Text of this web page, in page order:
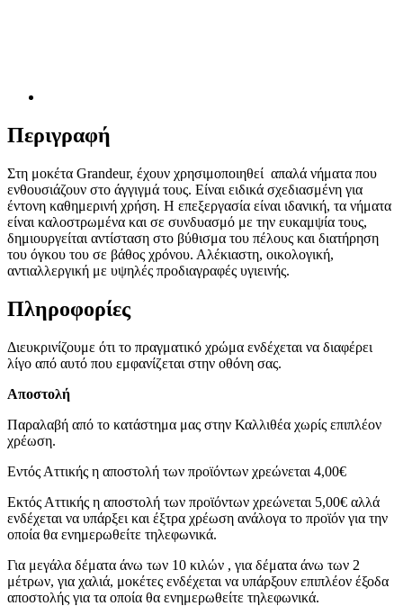
Περιγραφή
Στη μοκέτα Grandeur, έχουν χρησιμοποιηθεί απαλά νήματα που
ενθουσιάζουν στο άγγιγμά τους. Είναι ειδικά σχεδιασμένη για
έντονη καθημερινή χρήση. Η επεξεργασία είναι ιδανική, τα νήματα
είναι καλοστρωμένα και σε συνδυασμό με την ευκαμψία τους,
δημιουργείται αντίσταση στο βύθισμα του πέλους και διατήρηση
του όγκου του σε βάθος χρόνου. Αλέκιαστη, οικολογική,
αντιαλλεργική με υψηλές προδιαγραφές υγιεινής.
Πληροφορίες
Διευκρινίζουμε ότι το πραγματικό χρώμα ενδέχεται να διαφέρει
λίγο από αυτό που εμφανίζεται στην οθόνη σας.
Αποστολή
Παραλαβή από το κατάστημα μας στην Καλλιθέα χωρίς επιπλέον
χρέωση.
Εντός Αττικής η αποστολή των προϊόντων χρεώνεται 4,00€
Εκτός Αττικής η αποστολή των προϊόντων χρεώνεται 5,00€ αλλά
ενδέχεται να υπάρξει και έξτρα χρέωση ανάλογα το προϊόν για την
οποία θα ενημερωθείτε τηλεφωνικά.
Για μεγάλα δέματα άνω των 10 κιλών , για δέματα άνω των 2
μέτρων, για χαλιά, μοκέτες ενδέχεται να υπάρξουν επιπλέον έξοδα
αποστολής για τα οποία θα ενημερωθείτε τηλεφωνικά.